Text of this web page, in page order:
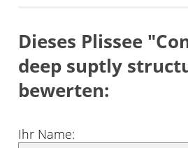
Dieses Plissee
deep suptly
bewerten:
Ihr Name: